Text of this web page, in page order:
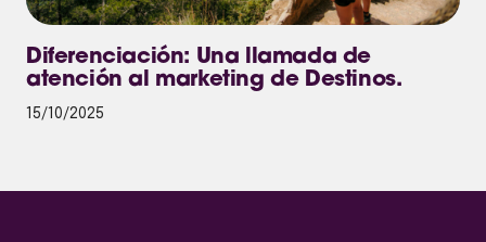
Diferenciación: Una llamada de
atención al marketing de Destinos.
15/10/2025